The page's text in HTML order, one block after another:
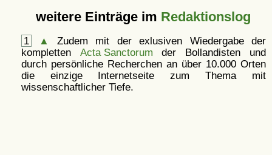
weitere Einträge im Redaktionslog
1 ▲
Zudem mit der exlusiven Wiedergabe der
kompletten Acta Sanctorum der Bollandisten und
durch persönliche Recherchen an über 10.000 Orten
die einzige Internetseite zum Thema mit
wissenschaftlicher Tiefe.